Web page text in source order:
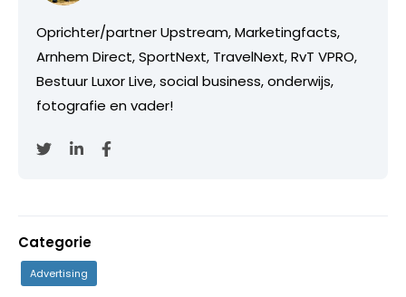
Oprichter/partner Upstream, Marketingfacts,
Arnhem Direct, SportNext, TravelNext, RvT VPRO,
Bestuur Luxor Live, social business, onderwijs,
fotografie en vader!
Categorie
Advertising